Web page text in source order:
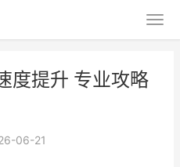
度提升 专业攻略
06-21